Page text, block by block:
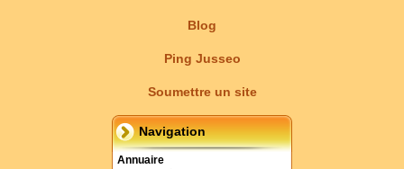
Blog
Ping Jusseo
Soumettre un site
Navigation
Annuaire